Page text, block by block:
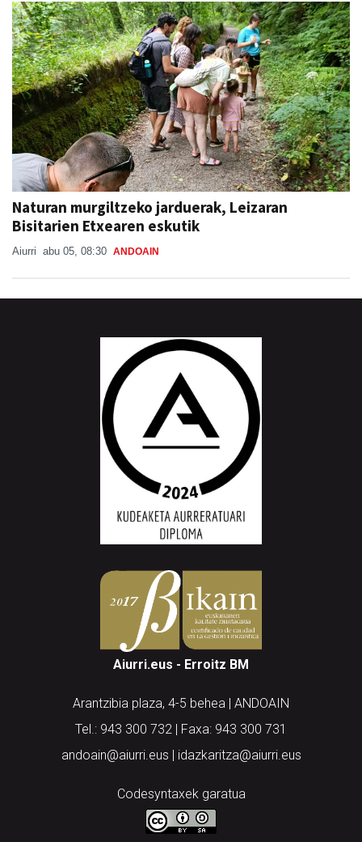
Naturan murgiltzeko jarduerak, Leizaran
Bisitarien Etxearen eskutik
Aiurri abu 05, 08:30 ANDOAIN
Aiurri.eus - Erroitz BM
Arantzibia plaza, 4-5 behea | ANDOAIN
Tel.: 943 300 732 | Faxa: 943 300 731
andoain@aiurri.eus | idazkaritza@aiurri.eus
Codesyntaxek garatua